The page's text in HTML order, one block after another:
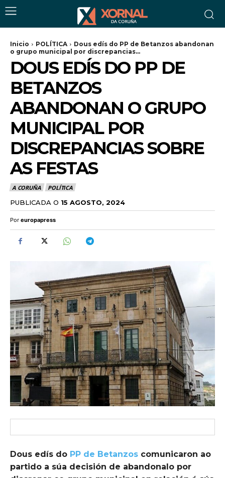
Inicio POLÍTICA
Dous edís do PP de Betanzos abandonan
o grupo municipal por discrepancias...
DOUS EDÍS DO PP DE
BETANZOS
ABANDONAN O GRUPO
MUNICIPAL POR
DISCREPANCIAS SOBRE
AS FESTAS
A CORUÑA POLÍTICA
PUBLICADA O 15 AGOSTO, 2024
Por europapress
Dous edís do PP de Betanzos comunicaron ao
partido a súa decisión de abandonalo por